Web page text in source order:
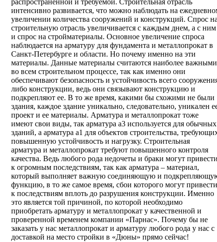
распространенной и требуемой. Строительная отрасль
интенсивно развивается, что можно наблюдать на
увеличении количества сооружений и конструкций. Спрос
строительную отрасль увеличивается с каждым днем, а с ним
и спрос на стройматериалы. Основное увеличение спроса
наблюдается на арматуру для фундамента и металлопрокат в
Санкт-Петербурге и области. Но почему именно на эти
материалы. Данные материалы считаются наиболее важными
во всем строительном процессе, так как именно они
обеспечивают безопасность и устойчивость всего
либо конструкции, ведь они связывают конструкцию и
подкрепляют ее. В то же время, какими бы схожими не были
здания, каждое здание уникально, следовательно, уникален
проект и ее материалы. Арматура и металлопрокат тоже
имеют свои виды, так арматура а3 используется для обычных
зданий, а арматура а1 для объектов строительства,
повышенную устойчивость и нагрузку. Строительная
арматура и металлопрокат требуют повышенного контроля
качества. Ведь любого рода недочеты и браки могут
к огромным последствиям, так как арматура – материал,
который выполняет важную соединяющую и
функцию, в то же самое время, сбои которого могут привести
к последствиям вплоть до разрушения конструкции. Именно
это является той причиной, по которой необходимо
приобретать арматуру и металлопрокат у качественной и
проверенной временем компании «Парнас». Почему бы не
заказать у нас металлопрокат и арматуру любого рода у нас с
доставкой на место стройки в «Дюны» прямо сейчас!